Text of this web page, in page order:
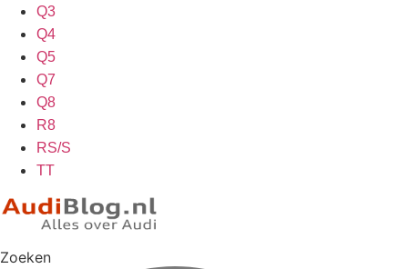
Q3
Q4
Q5
Q7
Q8
R8
RS/S
TT
Zoeken